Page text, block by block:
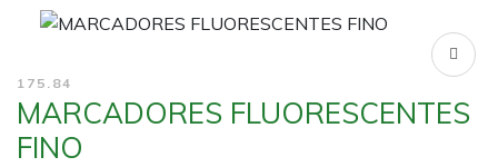
175.84
MARCADORES FLUORESCENTES
FINO